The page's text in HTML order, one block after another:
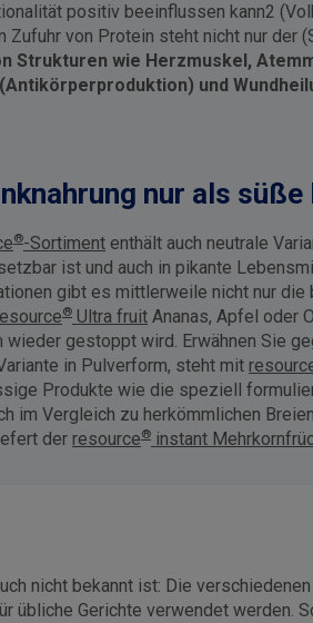
positiv beeinflussen kann2
Zufuhr von Protein steht nicht nur der
Strukturen wie Herzmuskel,
und
nur als
®-Sortiment enthält auch neutrale
ist und auch in pikante
gibt es mittlerweile nicht nur die
® Ultra fruit Ananas, Apfel oder
gestoppt wird. Erwähnen Sie
in Pulverform, steht mit
Produkte wie die speziell
im Vergleich zu herkömmlichen
der resource® instant
nicht bekannt ist: Die
übliche Gerichte verwendet werden.